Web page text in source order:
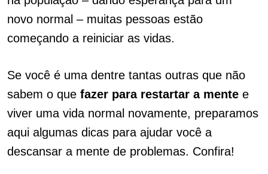
novo normal – muitas pessoas estão
começando a reiniciar as vidas.
Se você é uma dentre tantas outras que não
sabem o que fazer para restartar a mente e
viver uma vida normal novamente, preparamos
aqui algumas dicas para ajudar você a
descansar a mente de problemas. Confira!